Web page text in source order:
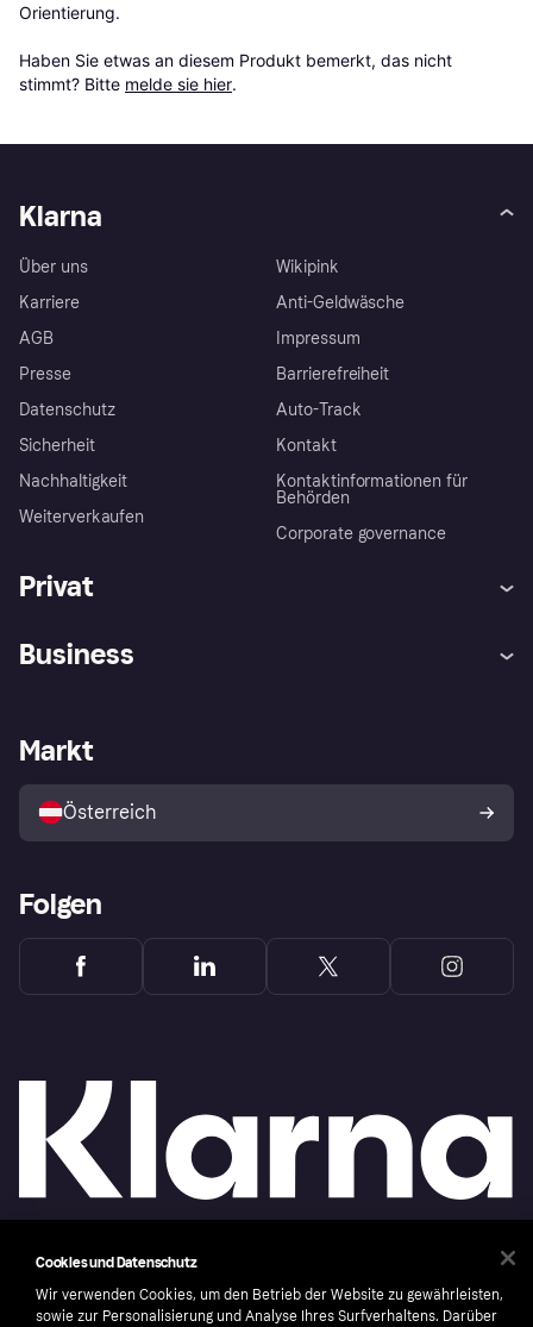
Orientierung.
Haben Sie etwas an diesem Produkt bemerkt, das nicht
stimmt? Bitte melde sie hier.
Klarna
Über uns
Karriere
AGB
Presse
Datenschutz
Sicherheit
Nachhaltigkeit
Weiterverkaufen
Wikipink
Anti-Geldwäsche
Impressum
Barrierefreiheit
Auto-Track
Kontakt
Kontaktinformationen für
Behörden
Corporate governance
Privat
Shops entdecken
Business
Händlerportal
Markt
Österreich
Folgen
Copyright © 2005-2026 Klarna Bank AB (publ). Headquarters: Stockholm, Sweden. All
number: 556737-0431
Cookies und Datenschutz
Wir verwenden Cookies, um den Betrieb der Website zu gewährleisten,
sowie zur Personalisierung und Analyse Ihres Surfverhaltens. Darüber